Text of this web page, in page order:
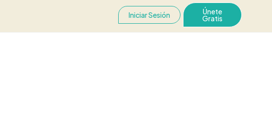
Iniciar Sesión Únete
Gratis